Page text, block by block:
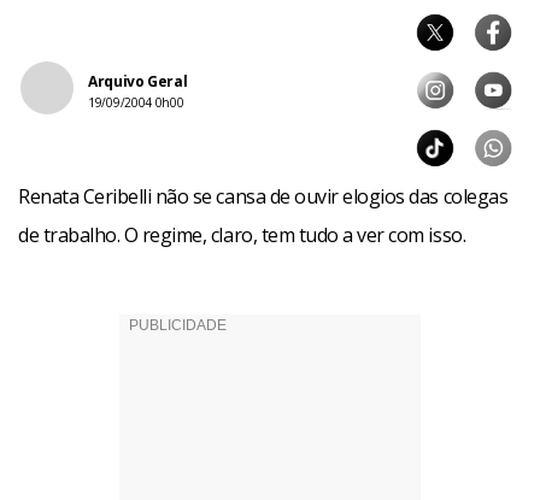
Arquivo Geral
19/09/2004 0h00
Renata Ceribelli não se cansa de ouvir elogios das colegas
de trabalho. O regime, claro, tem tudo a ver com isso.